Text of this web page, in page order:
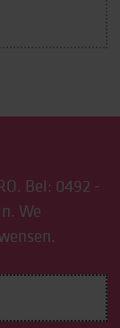
Bel: 0492 -
We